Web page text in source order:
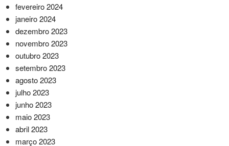
fevereiro 2024
janeiro 2024
dezembro 2023
novembro 2023
outubro 2023
setembro 2023
agosto 2023
julho 2023
junho 2023
maio 2023
abril 2023
março 2023